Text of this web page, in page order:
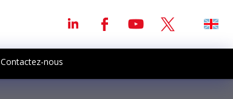
Contactez-nous